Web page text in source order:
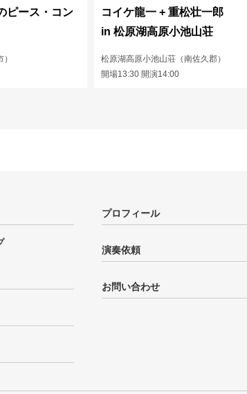
ピース・コン
コイケ龍一 + 重松壮一郎
in 松原湖高原小池山荘
松原湖高原小池山荘（南佐久郡）
開場13:30 開演14:00
プロフィール
演奏依頼
お問い合わせ